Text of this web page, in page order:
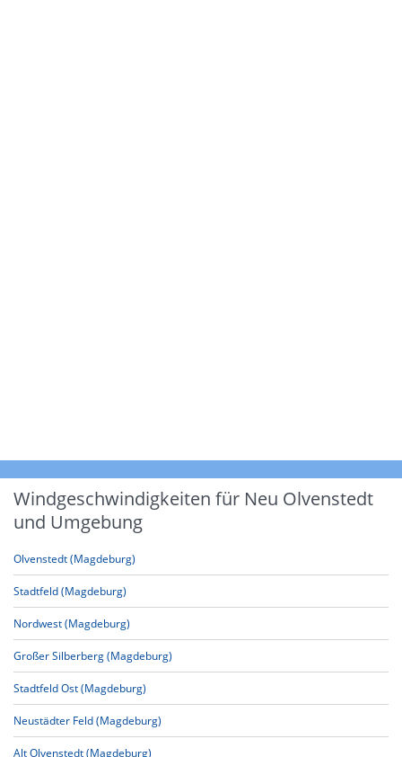
Windgeschwindigkeiten für Neu Olvenstedt
und Umgebung
Olvenstedt (Magdeburg)
Stadtfeld (Magdeburg)
Nordwest (Magdeburg)
Großer Silberberg (Magdeburg)
Stadtfeld Ost (Magdeburg)
Neustädter Feld (Magdeburg)
Alt Olvenstedt (Magdeburg)